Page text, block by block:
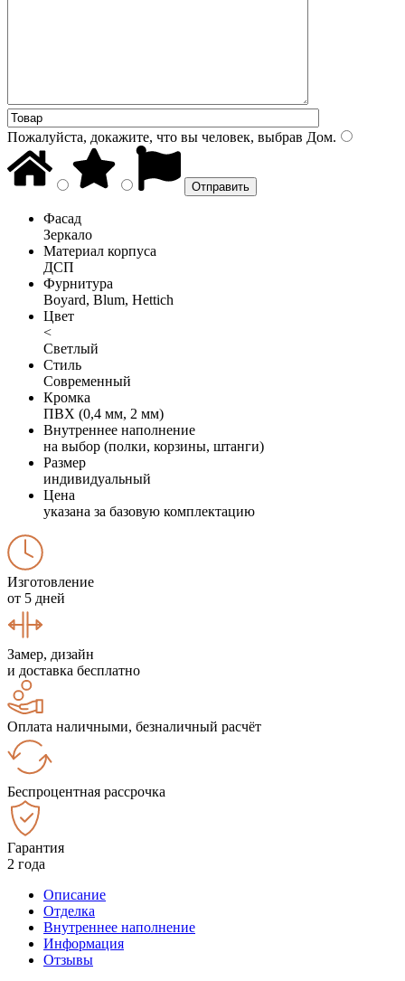
Пожалуйста, докажите, что вы человек, выбрав Дом.
Фасад
Зеркало
Материал корпуса
ДСП
Фурнитура
Boyard, Blum, Hettich
Цвет
<
Светлый
Стиль
Современный
Кромка
ПВХ (0,4 мм, 2 мм)
Внутреннее наполнение
на выбор (полки, корзины, штанги)
Размер
индивидуальный
Цена
указана за базовую комплектацию
Изготовление
от 5 дней
Замер, дизайн
и доставка бесплатно
Оплата наличными, безналичный расчёт
Беспроцентная рассрочка
Гарантия
2 года
Описание
Отделка
Внутреннее наполнение
Информация
Отзывы